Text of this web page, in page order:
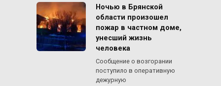
Ночью в Брянской
области произошел
пожар в частном доме,
унесший жизнь
человека
Сообщение о возгорании
поступило в оперативную
дежурную